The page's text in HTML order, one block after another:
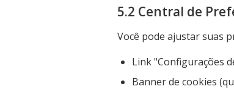
5.2 Central de
Você pode ajustar suas
Link "Configurações
Banner de cookies